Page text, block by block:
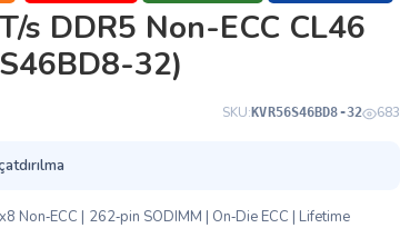
s DDR5 Non-ECC CL46
32)
SKU:KVR56S46BD8-32 683
Non‑ECC | 262‑pin SODIMM | On‑Die ECC | Lifetime